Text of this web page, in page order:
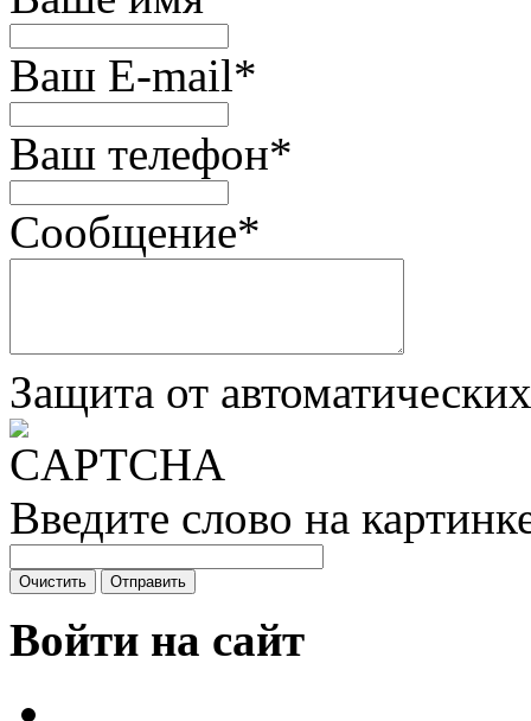
Ваш E-mail*
Ваш телефон*
Сообщение*
Защита от
Введите слово на
Войти на сайт